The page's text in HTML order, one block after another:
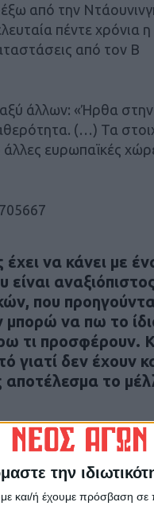
την
και/ή έχουμε πρόσβαση
από την
πέντε χρόνια η
από τον Β
άλλων: «Ήρθα στην
(…) Τα
ευρωπαϊκές
έχει να κάνει με
είναι
που
μπορώ να πω το
τι προσφέρουν.
γιατί δεν έχουν
αποτέλεσμα το
ο Σούνακ
την επόμενη
εκστρατεία.